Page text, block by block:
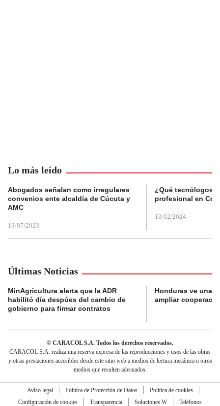
Lo más leído
Abogados señalan como irregulares
convenios ente alcaldía de Cúcuta y
AMC
13/07/2023
¿Qué tecnólogos
profesional en
13/02/2024
Últimas Noticias
MinAgricultura alerta que la ADR
habilitó día despúes del cambio de
gobierno para firmar contratos
Honduras ve una
ampliar
© CARACOL S.A. Todos los derechos reservados.
CARACOL S.A. realiza una reserva expresa de las reproducciones y usos de las obras
y otras prestaciones accesibles desde este sitio web a medios de lectura mecánica u otros
medios que resulten adecuados.
Aviso legal Política de Protección de Datos
Política de cookies
Configuración de cookies
Transparencia Soluciones W
Teléfonos